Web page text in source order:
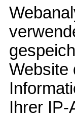
Website
Ihrer IP-